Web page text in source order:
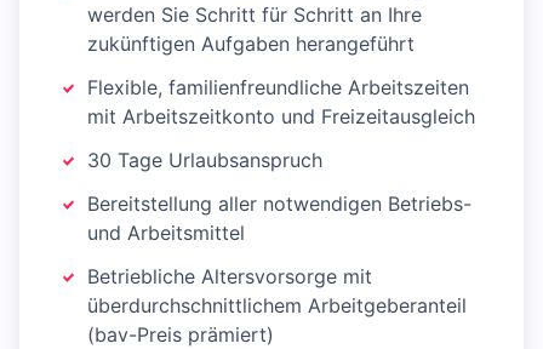
werden Sie Schritt für Schritt an Ihre
zukünftigen Aufgaben herangeführt
Flexible, familienfreundliche Arbeitszeiten
mit Arbeitszeitkonto und Freizeitausgleich
30 Tage Urlaubsanspruch
Bereitstellung aller notwendigen Betriebs-
und Arbeitsmittel
Betriebliche Altersvorsorge mit
überdurchschnittlichem Arbeitgeberanteil
(bav-Preis prämiert)